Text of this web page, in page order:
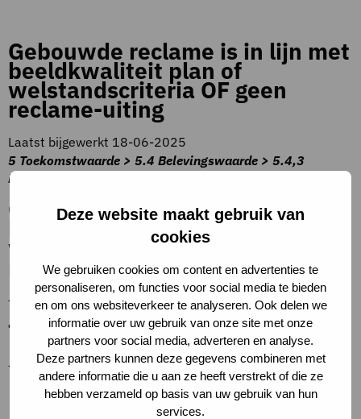
Deze website maakt gebruik van
cookies
We gebruiken cookies om content en advertenties te
personaliseren, om functies voor social media te bieden
en om ons websiteverkeer te analyseren. Ook delen we
informatie over uw gebruik van onze site met onze
partners voor social media, adverteren en analyse.
Deze partners kunnen deze gegevens combineren met
andere informatie die u aan ze heeft verstrekt of die ze
hebben verzameld op basis van uw gebruik van hun
services.
Gebouwde reclame is in lijn met
beeldkwaliteit plan of
welstandscriteria OF geen
reclame-uiting
Laatst bijgewerkt 18-06-2025
5 Toekomstwaarde > 5.4 Belevingswaarde > 5.4,3
Belevingswaarde buitenzijde
Gebouwde reclame is in lijn met
beeldkwaliteit plan of
welstandscriteria OF geen
reclame-uiting
–
Toelichting op criteria
–
Definities